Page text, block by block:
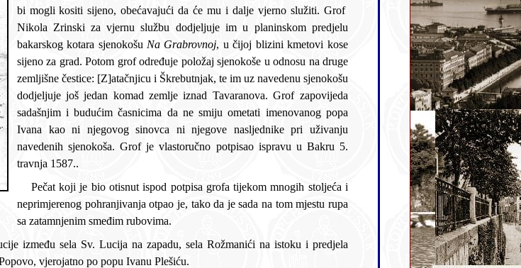
bi mogli kositi sijeno, obećavajući da će mu i dalje vjerno služiti. Grof
Nikola Zrinski za vjernu službu dodjeljuje im u planinskom predjelu
bakarskog kotara sjenokošu Na Grabrovnoj, u čijoj blizini kmetovi kose
sijeno za grad. Potom grof određuje položaj sjenokoše u odnosu na druge
zemljišne čestice: [Z]atačnjicu i Škrebutnjak, te im uz navedenu sjenokošu
dodjeljuje još jedan komad zemlje iznad Tavaranova. Grof zapovijeda
sadašnjim i budućim časnicima da ne smiju ometati imenovanog popa
Ivana kao ni njegovog sinovca ni njegove nasljednike pri uživanju
navedenih sjenokoša. Grof je vlastoručno potpisao ispravu u Bakru 5.
travnja 1587..
Pečat koji je bio otisnut ispod potpisa grofa tijekom mnogih stoljeća i
neprimjerenog pohranjivanja otpao je, tako da je sada na tom mjestu rupa
sa zatamnjenim smeđim rubovima.
Rožmanići na istoku i predjela
se zove Popovo, vjerojatno po popu Ivanu Plešiću.